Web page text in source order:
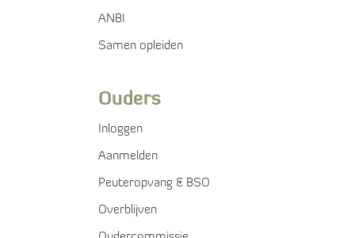
ANBI
Samen opleiden
Ouders
Inloggen
Aanmelden
Peuteropvang & BSO
Overblijven